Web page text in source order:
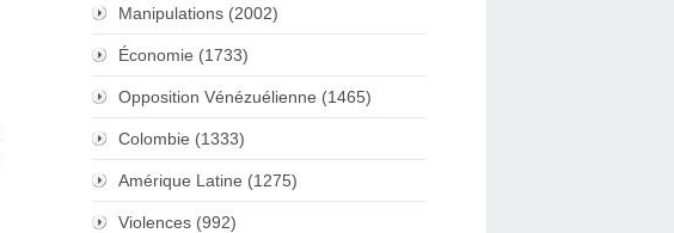
Manipulations (2002)
Économie (1733)
Opposition Vénézuélienne (1465)
Colombie (1333)
Amérique Latine (1275)
Violences (992)